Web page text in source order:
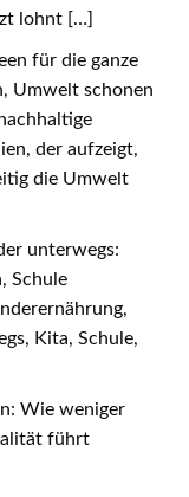
lohnt[…]
für die ganze
Umwelt schonen
der aufzeigt,
die Umwelt
unterwegs:
Schule
Kita, Schule,
Wie weniger
führt